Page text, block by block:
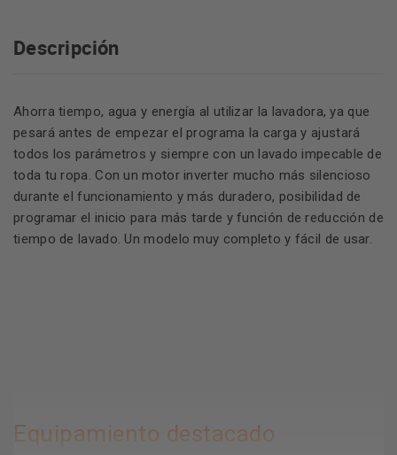
Descripción
Ahorra tiempo, agua y energía al utilizar la lavadora, ya que
pesará antes de empezar el programa la carga y ajustará
todos los parámetros y siempre con un lavado impecable de
toda tu ropa. Con un motor inverter mucho más silencioso
durante el funcionamiento y más duradero, posibilidad de
programar el inicio para más tarde y función de reducción de
tiempo de lavado. Un modelo muy completo y fácil de usar.
Equipamiento destacado